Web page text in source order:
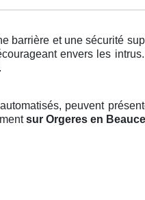
barrière et une sécurité
envers les
peuvent
sur Orgeres en Beauce